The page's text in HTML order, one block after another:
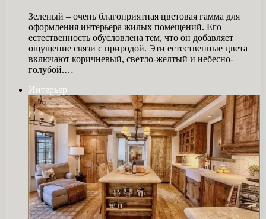
Зеленый – очень благоприятная цветовая гамма для
оформления интерьера жилых помещений. Его
естественность обусловлена ​​тем, что он добавляет
ощущение связи с природой. Эти естественные цвета
включают коричневый, светло-желтый и небесно-
голубой.…
Интерьер